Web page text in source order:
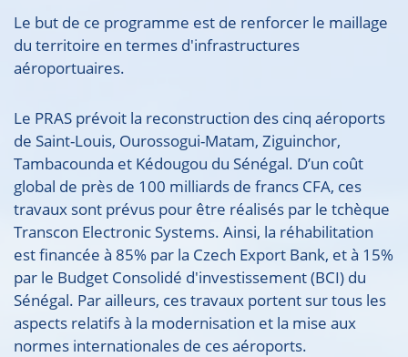
Le but de ce programme est de renforcer le maillage
du territoire en termes d'infrastructures
aéroportuaires.
Le PRAS prévoit la reconstruction des cinq aéroports
de Saint-Louis, Ourossogui-Matam, Ziguinchor,
Tambacounda et Kédougou du Sénégal. D’un coût
global de près de 100 milliards de francs CFA, ces
travaux sont prévus pour être réalisés par le tchèque
Transcon Electronic Systems. Ainsi, la réhabilitation
est financée à 85% par la Czech Export Bank, et à 15%
par le Budget Consolidé d'investissement (BCI) du
Sénégal. Par ailleurs, ces travaux portent sur tous les
aspects relatifs à la modernisation et la mise aux
normes internationales de ces aéroports.